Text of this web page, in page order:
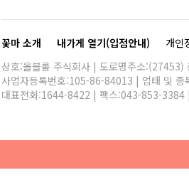
꽃마 소개 내가게 열기(입점안내) 개인
상호:올블룸 주식회사 | 도로명주소
사업자등록번호:105-86-84013 | 업태 및
대표전화:1644-8422 | 팩스:043-853-3384